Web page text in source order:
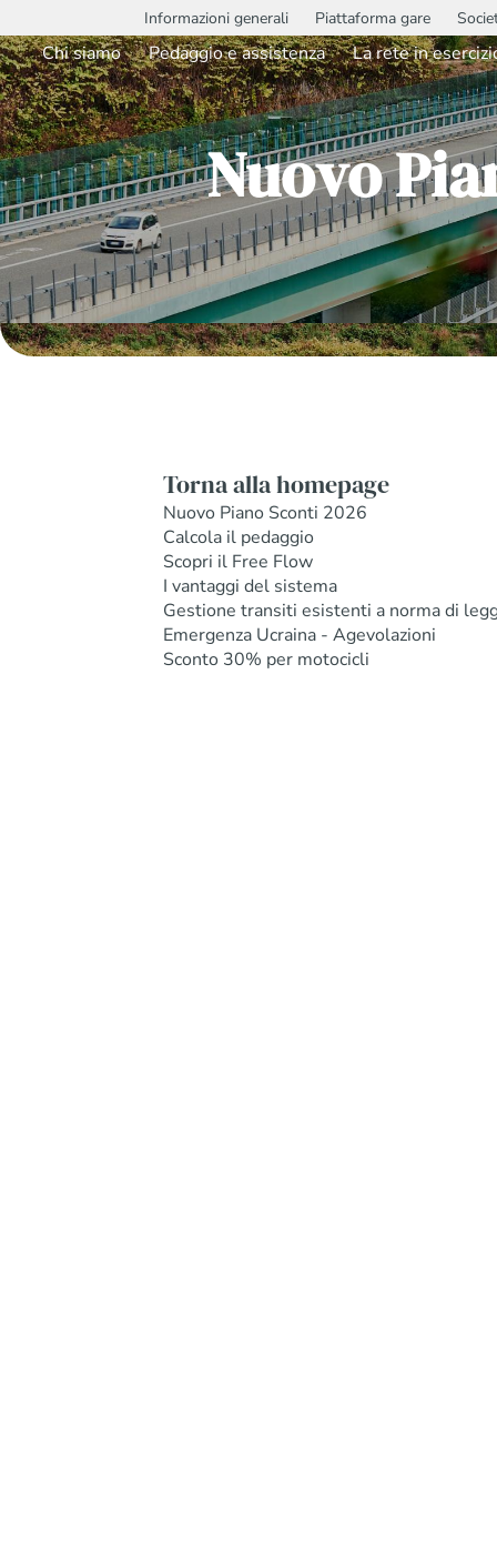
Informazioni generali Piattaforma gare
Chi siamo Pedaggio e assistenza La rete in
Nuovo
Torna alla homepage
Nuovo Piano Sconti 2026
Calcola il pedaggio
Scopri il Free Flow
I vantaggi del sistema
Gestione transiti esistenti a norma di
Emergenza Ucraina - Agevolazioni
Sconto 30% per motocicli